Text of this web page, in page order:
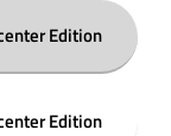
Edition
Edition